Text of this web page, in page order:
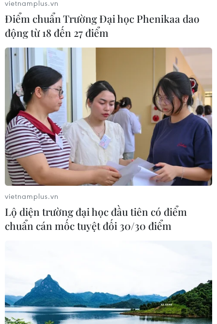
Mỹ và Trung Quốc tiếp tục đàm phán
thương mại vào tuần tới
24/04/2019 02:28
Đại diện Thương mại Mỹ Robert Lighthizer và Bộ trưởng
Tài chính Steven Mnuchin của Mỹ sẽ đến thủ đô Bắc
Kinh của Trung Quốc để tham gia cuộc đàm phán
thương mại bắt đầu vào ngày 30/4 tới.
vietnamplus.vn
Điểm chuẩn Trường Đại học Phenikaa dao
động từ 18 đến 27 điểm
vietnamplus.vn
Lộ diện trường đại học đầu tiên có điểm
chuẩn cán mốc tuyệt đối 30/30 điểm